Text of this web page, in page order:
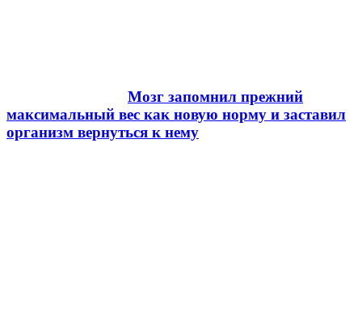
Мозг запомнил прежний
максимальный вес как новую норму и заставил
организм вернуться к нему